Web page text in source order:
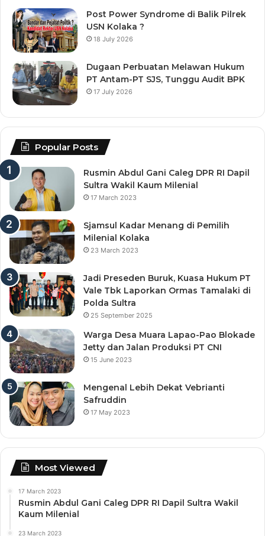
Post Power Syndrome di Balik Pilrek
USN Kolaka ?
18 July 2026
Dugaan Perbuatan Melawan Hukum
PT Antam-PT SJS, Tunggu Audit BPK
17 July 2026
Popular Posts
Rusmin Abdul Gani Caleg DPR RI Dapil
Sultra Wakil Kaum Milenial
17 March 2023
Sjamsul Kadar Menang di Pemilih
Milenial Kolaka
23 March 2023
Jadi Preseden Buruk, Kuasa Hukum PT
Vale Tbk Laporkan Ormas Tamalaki di
Polda Sultra
25 September 2025
Warga Desa Muara Lapao-Pao Blokade
Jetty dan Jalan Produksi PT CNI
15 June 2023
Mengenal Lebih Dekat Vebrianti
Safruddin
17 May 2023
Most Viewed
17 March 2023
Rusmin Abdul Gani Caleg DPR RI Dapil Sultra Wakil
Kaum Milenial
23 March 2023